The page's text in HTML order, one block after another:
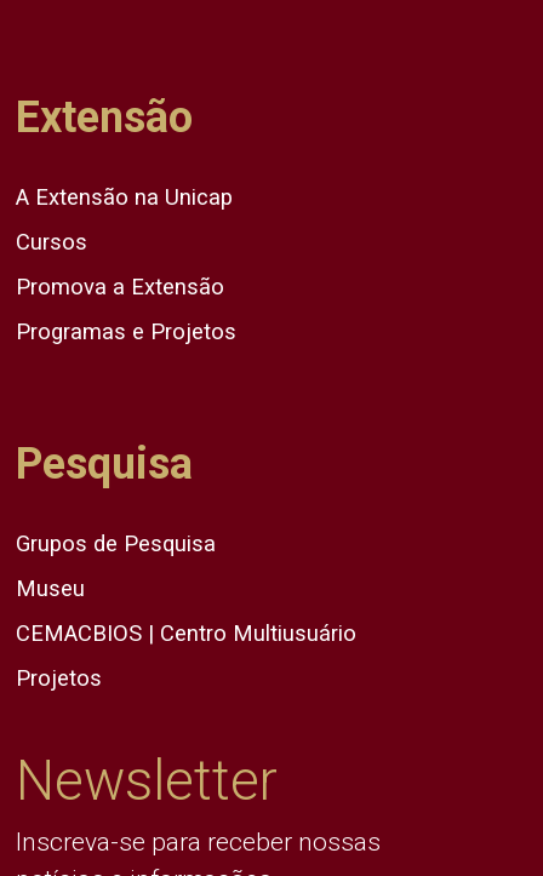
Extensão
A Extensão na Unicap
Cursos
Promova a Extensão
Programas e Projetos
Pesquisa
Grupos de Pesquisa
Museu
CEMACBIOS | Centro Multiusuário
Projetos
Newsletter
Inscreva-se para receber nossas